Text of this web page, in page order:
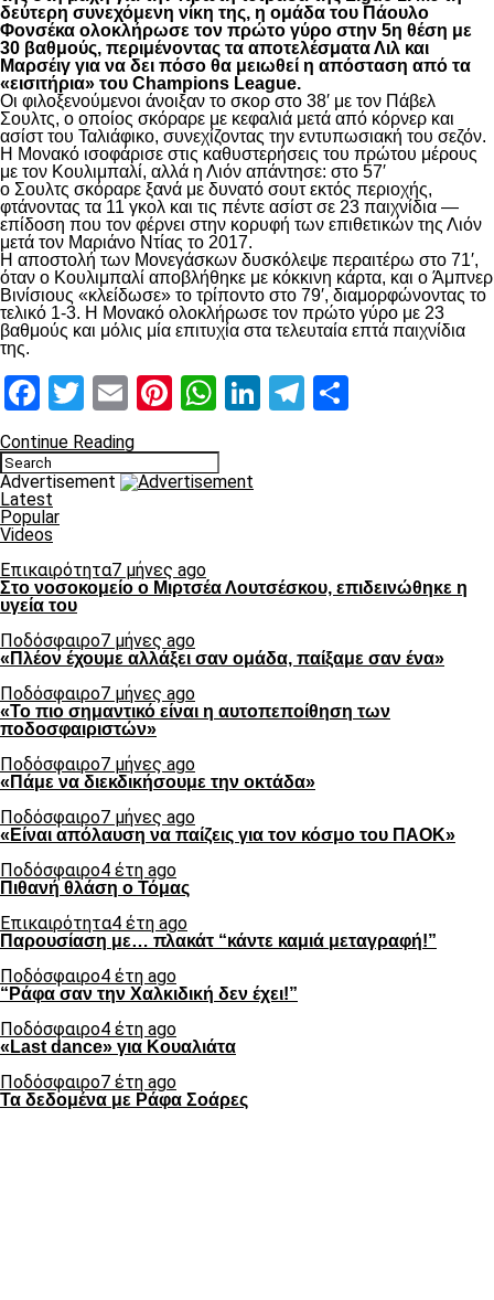
δεύτερη συνεχόμενη νίκη της, η ομάδα του Πάουλο
Φονσέκα ολοκλήρωσε τον πρώτο γύρο στην 5η θέση με
30 βαθμούς, περιμένοντας τα αποτελέσματα Λιλ και
Μαρσέιγ για να δει πόσο θα μειωθεί η απόσταση από τα
«εισιτήρια» του Champions League.
Οι φιλοξενούμενοι άνοιξαν το σκορ στο 38′ με τον Πάβελ
Σουλτς, ο οποίος σκόραρε με κεφαλιά μετά από κόρνερ και
ασίστ του Ταλιάφικο, συνεχίζοντας την εντυπωσιακή του σεζόν.
Η Μονακό ισοφάρισε στις καθυστερήσεις του πρώτου μέρους
με τον Κουλιμπαλί, αλλά η Λιόν απάντησε: στο 57′
ο Σουλτς σκόραρε ξανά με δυνατό σουτ εκτός περιοχής,
φτάνοντας τα 11 γκολ και τις πέντε ασίστ σε 23 παιχνίδια —
επίδοση που τον φέρνει στην κορυφή των επιθετικών της Λιόν
μετά τον Μαριάνο Ντίας το 2017.
Η αποστολή των Μονεγάσκων δυσκόλεψε περαιτέρω στο 71′,
όταν ο Κουλιμπαλί αποβλήθηκε με κόκκινη κάρτα, και ο Άμπνερ
Βινίσιους «κλείδωσε» το τρίποντο στο 79′, διαμορφώνοντας το
τελικό 1-3. Η Μονακό ολοκλήρωσε τον πρώτο γύρο με 23
βαθμούς και μόλις μία επιτυχία στα τελευταία επτά παιχνίδια
της.
Facebook
Twitter
EmailPinterest
WhatsApp
LinkedIn
Telegram
Continue Reading
Advertisement
Latest
Popular
Videos
Επικαιρότητα7 μήνες ago
Στο νοσοκομείο ο Μιρτσέα Λουτσέσκου, επιδεινώθηκε η
υγεία του
Ποδόσφαιρο7 μήνες ago
«Πλέον έχουμε αλλάξει σαν ομάδα, παίξαμε σαν ένα»
Ποδόσφαιρο7 μήνες ago
«Το πιο σημαντικό είναι η αυτοπεποίθηση των
ποδοσφαιριστών»
Ποδόσφαιρο7 μήνες ago
«Πάμε να διεκδικήσουμε την οκτάδα»
Ποδόσφαιρο7 μήνες ago
«Είναι απόλαυση να παίζεις για τον κόσμο του ΠΑΟΚ»
Ποδόσφαιρο4 έτη ago
Πιθανή θλάση ο Τόμας
Επικαιρότητα4 έτη ago
Παρουσίαση με… πλακάτ “κάντε καμιά μεταγραφή!”
Ποδόσφαιρο4 έτη ago
“Ράφα σαν την Χαλκιδική δεν έχει!”
Ποδόσφαιρο4 έτη ago
«Last dance» για Κουαλιάτα
Ποδόσφαιρο7 έτη ago
Τα δεδομένα με Ράφα Σοάρες